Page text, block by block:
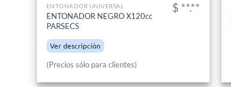
ENTONADOR UNIVERSAL
ENTONADOR NEGRO X120cc
PARSECS
Ver descripción
$ **.**
(Precios sólo para clientes)